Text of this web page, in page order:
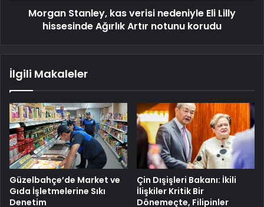
Morgan Stanley, kas verisi nedeniyle Eli Lilly
hissesinde Ağırlık Artır notunu korudu
İlgili Makaleler
Güzelbahçe’de Market ve
Gıda İşletmelerine Sıkı
Denetim
Çin Dışişleri Bakanı: İkili
İlişkiler Kritik Bir
Dönemeçte, Filipinler